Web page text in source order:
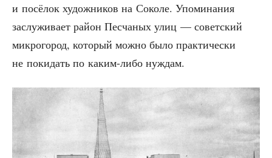
и посё­лок худож­ни­ков на Соко­ле. Упо­ми­на­ния
заслу­жи­ва­ет рай­он Пес­ча­ных улиц — совет­ский
мик­ро­го­род, кото­рый мож­но было прак­ти­че­ски
не поки­дать по каким-либо нуждам.